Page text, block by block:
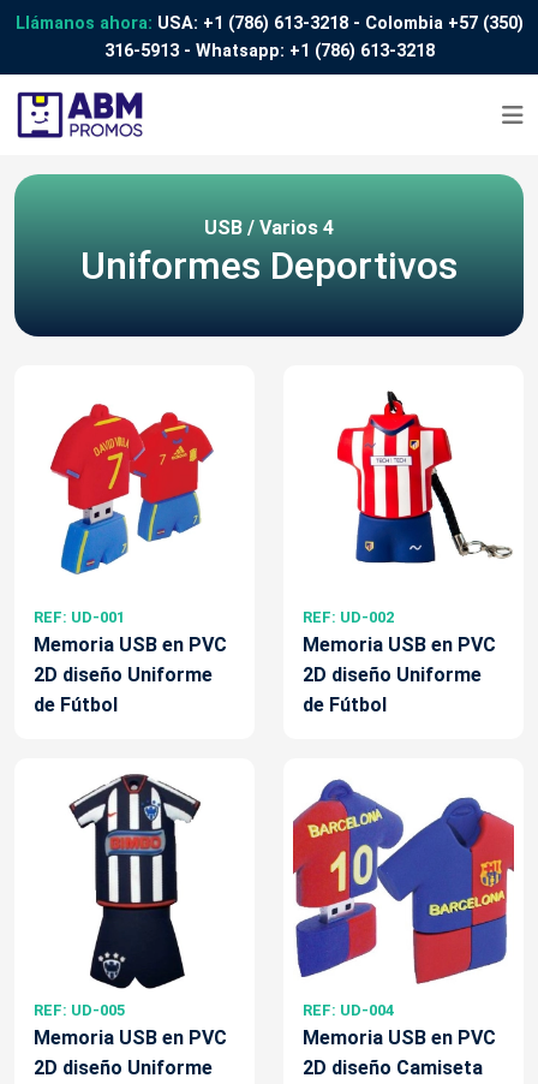
Llámanos ahora: USA: +1 (786) 613-3218- Colombia +57 (350)
316-5913- Whatsapp: +1 (786) 613-3218
USB / Varios 4
Uniformes Deportivos
REF: UD-001
Memoria USB en PVC
2D diseño Uniforme
de Fútbol
REF: UD-002
Memoria USB en PVC
2D diseño Uniforme
de Fútbol
REF: UD-005
Memoria USB en PVC
2D diseño Uniforme
REF: UD-004
Memoria USB en PVC
2D diseño Camiseta